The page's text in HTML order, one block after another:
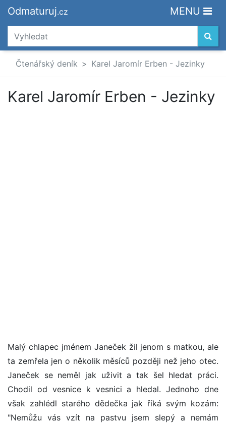
Odmaturuj.cz MENU
Čtenářský deník Karel Jaromír Erben - Jezinky
Karel Jaromír Erben - Jezinky
Malý chlapec jménem Janeček žil jenom s matkou, ale
ta zemřela jen o několik měsíců později než jeho otec.
Janeček se neměl jak uživit a tak šel hledat práci.
Chodil od vesnice k vesnici a hledal. Jednoho dne
však zahlédl starého dědečka jak říká svým kozám:
"Nemůžu vás vzít na pastvu jsem slepý a nemám